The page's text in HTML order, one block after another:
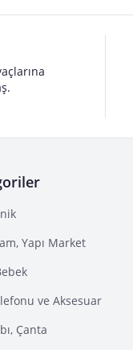
Yapı Market
ve Aksesuar
Çanta